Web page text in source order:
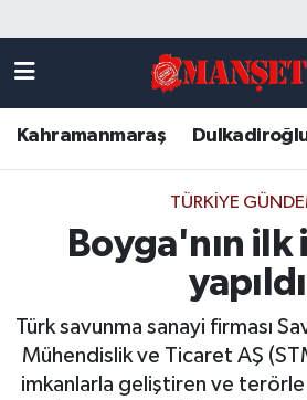
Kahramanmaraş
TÜRKIYE
Boyga'nın ilk
yapıldı
Türk savunma sanayi firması
Mühendislik ve Ticaret AŞ
imkanlarla geliştiren ve
DULKADİROĞLU
KAHRAMANMARAŞ
ONİKİŞUBAT
Künye
Kahramanmaraş Nöbetçi
Kahramanmaraş Hava
Kahramanmaraş Trafik
Süper Lig Puan Durumu ve
Son Dakika Haberleri